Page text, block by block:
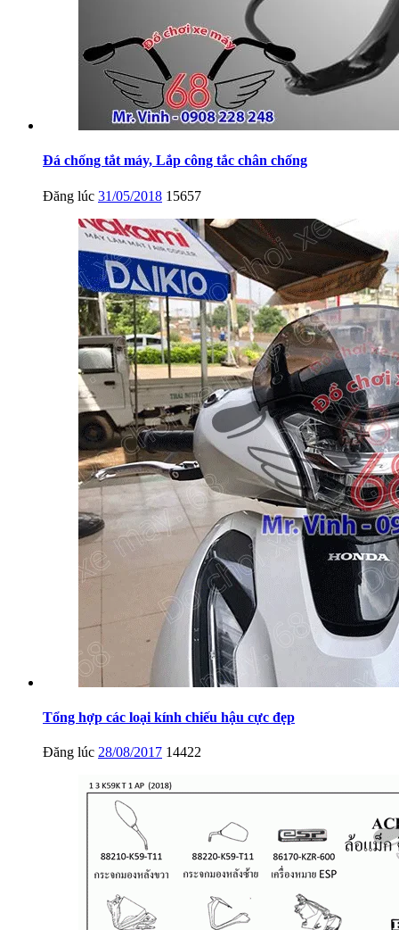
Đá chống tắt máy, Lắp công tắc chân chống
Đăng lúc 31/05/2018 15657
Tổng hợp các loại kính chiếu hậu cực đẹp
Đăng lúc 28/08/2017 14422